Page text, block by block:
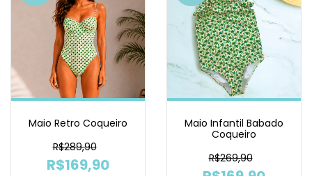
Maio Retro Coqueiro
R$289,90
R$169,90
Maio Infantil Babado
Coqueiro
R$269,90